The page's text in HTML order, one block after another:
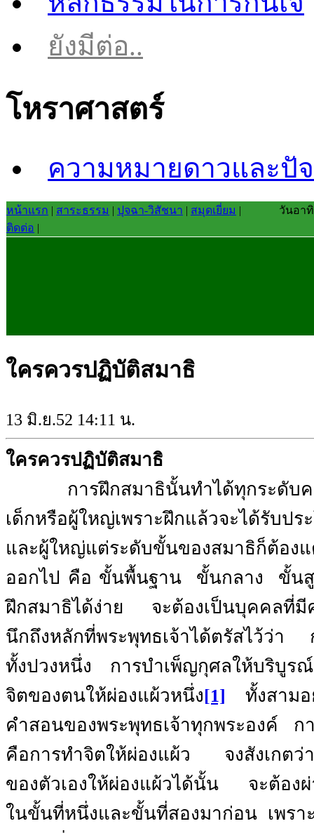
ยังมีต่อ..
โหราศาสตร์
ความหมายดาวและปั
หน้าแรก | สาระธรรม | ปุจฉา-วิสัชนา | สมุดเยี่ยม |
ติดต่อ |
วันอาทิ
ใครควรปฏิบัติสมาธิ
13 มิ.ย.52 14:11 น.
ใครควรปฏิบัติสมาธิ
การฝึกสมาธินั้นทำได้ทุกระดับ
เด็กหรือผู้ใหญ่เพราะฝึกแล้วจะได้รับปร
และผู้ใหญ่แต่ระดับขั้นของสมาธิก็ต้อง
ออกไป คือ ขั้นพื้นฐาน
ขั้นกลาง
ขั้น
ฝึกสมาธิได้ง่าย
จะต้องเป็นบุคคลที่
นึกถึงหลักที่พระพุทธเจ้าได้ตรัสไว้ว่า
ทั้งปวงหนึ่ง
การบำเพ็ญกุศลให้บริบูร
จิตของตนให้ผ่องแผ้วหนึ่ง[1]
ทั้งสาม
คำสอนของพระพุทธเจ้าทุกพระองค์
ก
คือการทำจิตให้ผ่องแผ้ว
จงสังเกตว่า
ของตัวเองให้ผ่องแผ้วได้นั้น
จะต้อง
ในขั้นที่หนึ่งและขั้นที่สองมาก่อน เพร